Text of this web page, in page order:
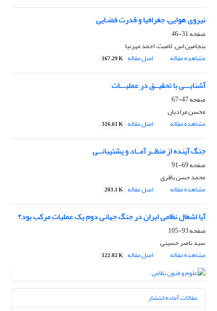
نیروی هوایی، جغرافیا و قدرت فضـایی
صفحه31-46
بنجامین اس. لامبث، احمد مهرنیا
مشاهده مقاله
اصل مقاله 167.29 K
آشنایـــی با تحقیــق در عملیـــات
صفحه47-67
محسن مرادیان
مشاهده مقاله
اصل مقاله 316.61 K
جنگ آینده از منظــر آمــاد و پشتیبانــی
صفحه69-91
محمد حسن باقری
مشاهده مقاله
اصل مقاله 203.1 K
آیا اشغال نظامی ایران در جنگ جهانی دوم یک عملیات مرکب بود؟
صفحه93-105
سید ناصر حسینی
مشاهده مقاله
اصل مقاله 122.82 K
مقالات آماده انتشار